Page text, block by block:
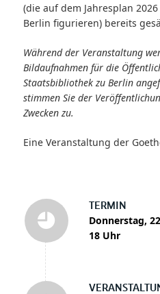
TERMIN
Donnerstag,
18 Uhr
(die auf dem Jahresplan
Berlin figurieren) bereits
Während der Veranstaltung
Bildaufnahmen für die
Staatsbibliothek zu Berlin
stimmen Sie der
Zwecken zu.
Eine Veranstaltung der